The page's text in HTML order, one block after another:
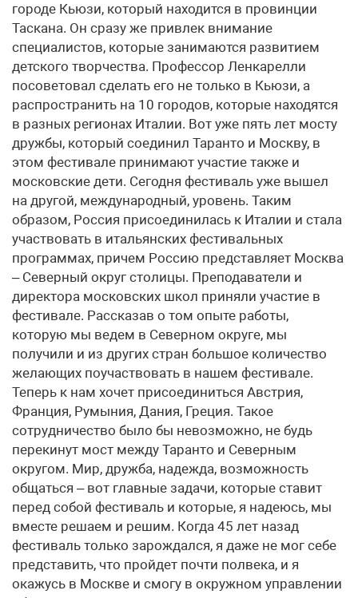
городе Кьюзи, который находится в провинции
Таскана. Он сразу же привлек внимание
специалистов, которые занимаются развитием
детского творчества. Профессор Ленкарелли
посоветовал сделать его не только в Кьюзи, а
распространить на 10 городов, которые находятся
в разных регионах Италии. Вот уже пять лет мосту
дружбы, который соединил Таранто и Москву, в
этом фестивале принимают участие также и
московские дети. Сегодня фестиваль уже вышел
на другой, международный, уровень. Таким
образом, Россия присоединилась к Италии и стала
участвовать в итальянских фестивальных
программах, причем Россию представляет Москва
– Северный округ столицы. Преподаватели и
директора московских школ приняли участие в
фестивале. Рассказав о том опыте работы,
которую мы ведем в Северном округе, мы
получили и из других стран большое количество
желающих поучаствовать в нашем фестивале.
Теперь к нам хочет присоединиться Австрия,
Франция, Румыния, Дания, Греция. Такое
сотрудничество было бы невозможно, не будь
перекинут мост между Таранто и Северным
округом. Мир, дружба, надежда, возможность
общаться – вот главные задачи, которые ставит
перед собой фестиваль и которые, я надеюсь, мы
вместе решаем и решим. Когда 45 лет назад
фестиваль только зарождался, я даже не мог себе
представить, что пройдет почти полвека, и я
окажусь в Москве и смогу в окружном управлении